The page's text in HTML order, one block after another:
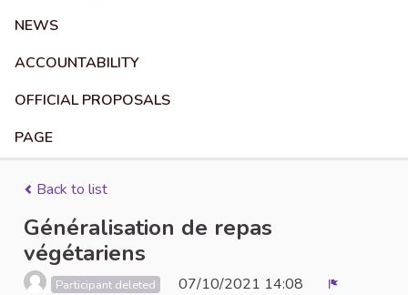
NEWS
ACCOUNTABILITY
OFFICIAL PROPOSALS
PAGE
Back to list
Généralisation de repas
végétariens
Participant deleted 07/10/2021 14:08